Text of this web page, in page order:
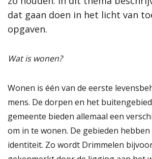
Gebieden
Hooge Zwaluwe
Terheijden
Toon alle
Thema's
Zoeken
dat gaan doen in het licht van
opgaven.
Lees verder
dat gaan doen in het licht van
opgaven.
Wat is wonen?
Wonen is één van de eerste
mens. De dorpen en het
gemeente bieden allemaal een
om in te wonen. De gebieden
identiteit. Zo wordt Drimmelen